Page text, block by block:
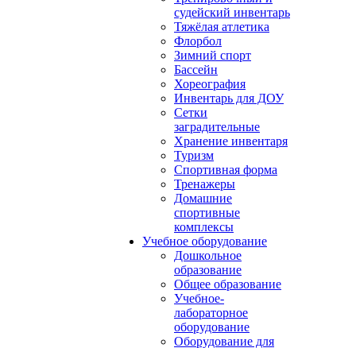
судейский инвентарь
Тяжёлая атлетика
Флорбол
Зимний спорт
Бассейн
Хореография
Инвентарь для ДОУ
Сетки
заградительные
Хранение инвентаря
Туризм
Спортивная форма
Тренажеры
Домашние
спортивные
комплексы
Учебное оборудование
Дошкольное
образование
Общее образование
Учебное-
лабораторное
оборудование
Оборудование для